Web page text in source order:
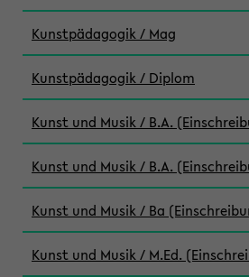
Kunstpädagogik / Mag
Kunstpädagogik / Diplom
Kunst und Musik / B.A.
Kunst und Musik / B.A.
Kunst und Musik / Ba
Kunst und Musik / M.Ed.